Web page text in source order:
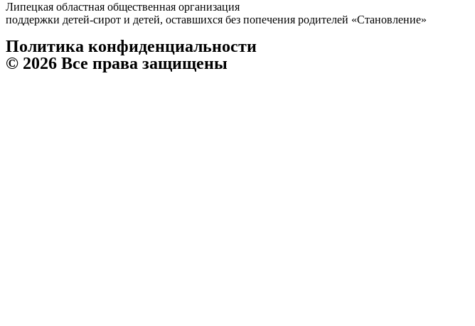
Липецкая областная общественная организация
поддержки детей-сирот и детей, оставшихся без попечения родителей «Становление»
Политика конфиденциальности
© 2026 Все права защищены